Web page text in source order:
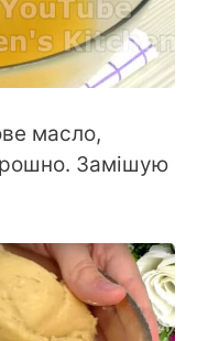
масло,
Замішую